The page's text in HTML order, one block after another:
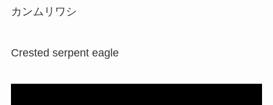
カンムリワシ
Crested serpent eagle